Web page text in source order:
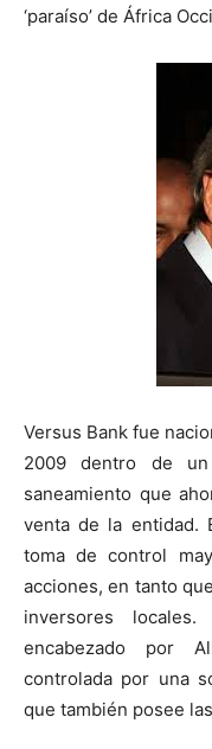
‘paraíso’ de África
Versus Bank fue
2009 dentro de
saneamiento que
venta de la entidad.
toma de control
acciones, en tanto
inversores
encabezado por
controlada por una
que también posee